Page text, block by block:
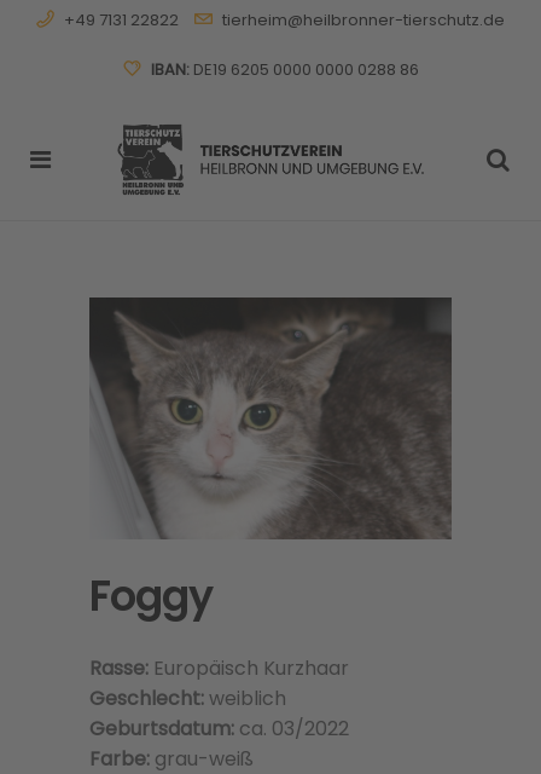
+49 7131 22822 tierheim@heilbronner-tierschutz.de
IBAN:DE19 6205 0000 0000 0288 86
Foggy
Rasse: Europäisch Kurzhaar
Geschlecht:weiblich
Geburtsdatum: ca. 03/2022
Farbe: grau-weiß